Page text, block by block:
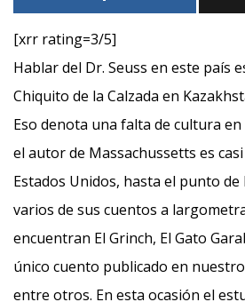
[xrr rating=3/5]
Hablar del Dr. Seuss en este país
Chiquito de la Calzada en
Eso denota una falta de cultura
el autor de Massachussetts es
Estados Unidos, hasta el punto
varios de sus cuentos a
encuentran El Grinch, El Gato
único cuento publicado en
entre otros. En esta ocasión el